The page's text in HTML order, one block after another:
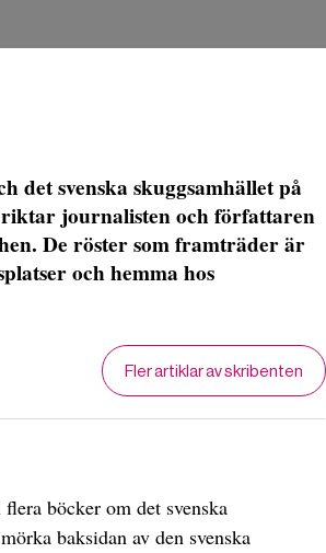
det svenska skuggsamhället på
journalisten och författaren
De röster som framträder är
och hemma hos
Fler artiklar av skribenten
böcker om det svenska
baksidan av den svenska